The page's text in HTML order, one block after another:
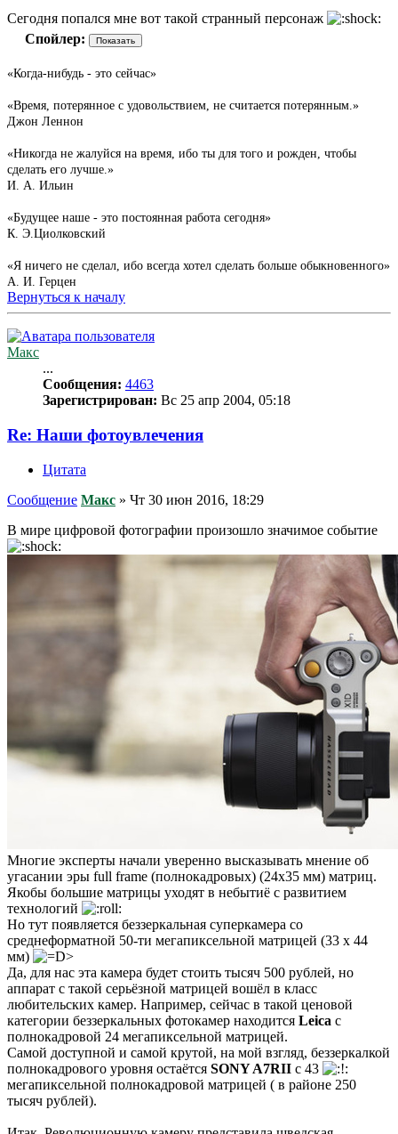
Сегодня попался мне вот такой странный персонаж
Спойлер:
«Когда-нибудь - это сейчас»
«Время, потерянное с удовольствием, не считается потерянным.»
Джон Леннон
«Никогда не жалуйся на время, ибо ты для того и рожден, чтобы
сделать его лучше.»
И. А. Ильин
«Будущее наше - это постоянная работа сегодня»
К. Э.Циолковский
«Я ничего не сделал, ибо всегда хотел сделать больше обыкновенного»
А. И. Герцен
Вернуться к началу
Макс
...
Сообщения: 4463
Зарегистрирован: Вс 25 апр 2004, 05:18
Re: Наши фотоувлечения
Цитата
Сообщение Макс » Чт 30 июн 2016, 18:29
В мире цифровой фотографии произошло значимое событие
Многие эксперты начали уверенно высказывать мнение об
угасании эры full frame (полнокадровых) (24х35 мм) матриц.
Якобы большие матрицы уходят в небытиё с развитием
технологий
Но тут появляется беззеркальная суперкамера со
среднеформатной 50-ти мегапиксельной матрицей (33 x 44
мм)
Да, для нас эта камера будет стоить тысяч 500 рублей, но
аппарат с такой серьёзной матрицей вошёл в класс
любительских камер. Например, сейчас в такой ценовой
категории беззеркальных фотокамер находится Leica с
полнокадровой 24 мегапиксельной матрицей.
Самой доступной и самой крутой, на мой взгляд, беззеркалкой
полнокадрового уровня остаётся SONY A7RII с 43
мегапиксельной полнокадровой матрицей ( в районе 250
тысяч рублей).